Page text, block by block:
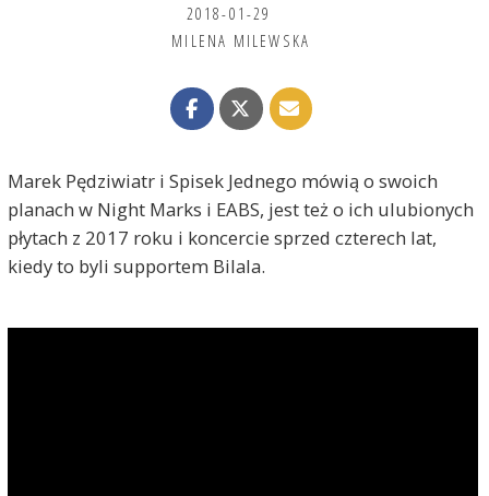
2018-01-29
MILENA MILEWSKA
Marek Pędziwiatr i Spisek Jednego mówią o swoich
planach w Night Marks i EABS, jest też o ich ulubionych
płytach z 2017 roku i koncercie sprzed czterech lat,
kiedy to byli supportem Bilala.